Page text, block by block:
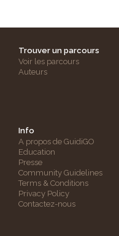
Trouver un parcours
Voir les parcours
Auteurs
Info
A propos de GuidiGO
Education
Presse
Community Guidelines
Terms & Conditions
Privacy Policy
Contactez-nous